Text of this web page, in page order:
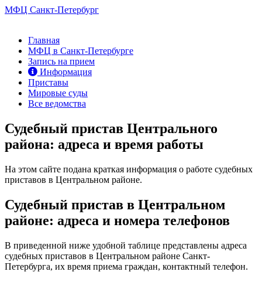
МФЦ Санкт-Петербург
Главная
МФЦ в Санкт-Петербурге
Запись на прием
Информация
Приставы
Мировые суды
Все ведомства
Судебный пристав Центрального
района: адреса и время работы
На этом сайте подана краткая информация о работе судебных
приставов в Центральном районе.
Судебный пристав в Центральном
районе: адреса и номера телефонов
В приведенной ниже удобной таблице представлены адреса
судебных приставов в Центральном районе Санкт-
Петербурга, их время приема граждан, контактный телефон.